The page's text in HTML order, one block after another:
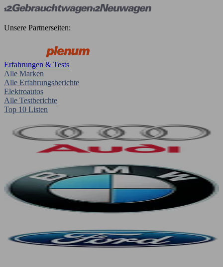
Unsere Partnerseiten:
Erfahrungen & Tests
Alle Marken
Alle Erfahrungsberichte
Elektroautos
Alle Testberichte
Top 10 Listen